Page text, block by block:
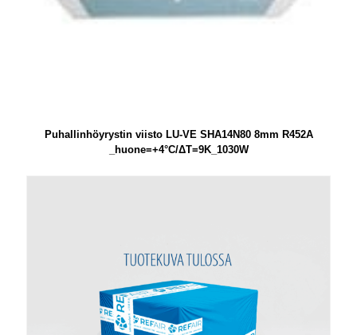
Puhallinhöyrystin viisto LU-VE SHA14N80 8mm R452A
_huone=+4°C/ΔT=9K_1030W